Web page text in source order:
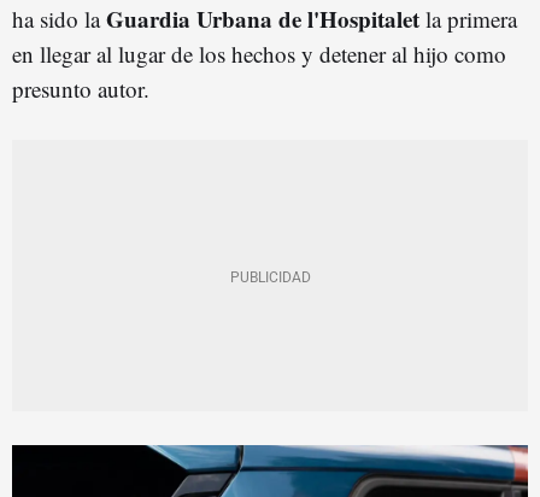
ha sido laGuardia Urbana de l'Hospitalet la primera
en llegar al lugar de los hechos y detener al hijo como
presunto autor.